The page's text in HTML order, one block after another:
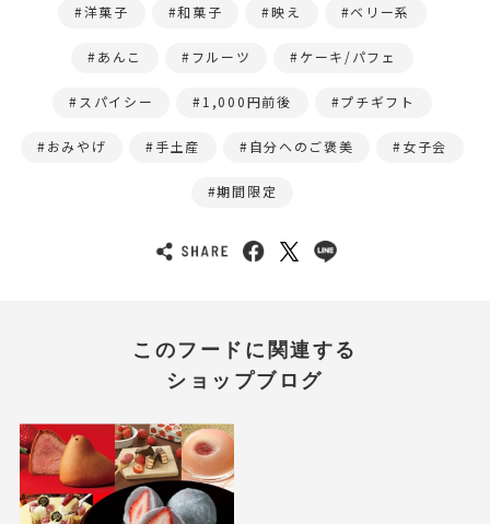
洋菓子 和菓子 映え ベリー系
あんこ フルーツ ケーキ/パフェ
スパイシー 1,000円前後 プチギフト
おみやげ 手土産 自分へのご褒美 女子会
期間限定
このフードに関連する
ショップブログ